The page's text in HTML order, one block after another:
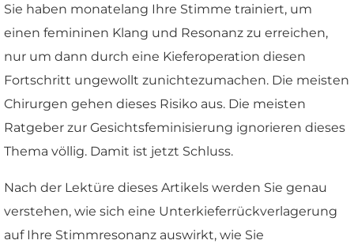
Sie haben monatelang Ihre Stimme trainiert, um
einen femininen Klang und Resonanz zu erreichen,
nur um dann durch eine Kieferoperation diesen
Fortschritt ungewollt zunichtezumachen. Die meisten
Chirurgen gehen dieses Risiko aus. Die meisten
Ratgeber zur Gesichtsfeminisierung ignorieren dieses
Thema völlig. Damit ist jetzt Schluss.
Nach der Lektüre dieses Artikels werden Sie genau
verstehen, wie sich eine Unterkieferrückverlagerung
auf Ihre Stimmresonanz auswirkt, wie Sie